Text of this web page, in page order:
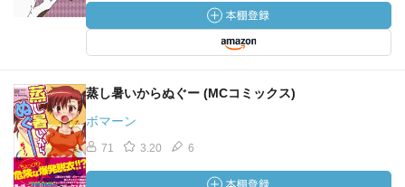
蒸し暑いからぬぐー (MCコミックス)
ボマーン
71 3.20 6